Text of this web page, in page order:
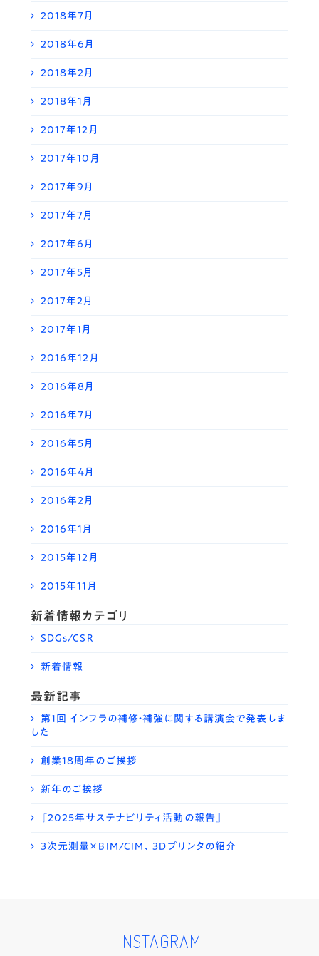
2018年7月
2018年6月
2018年2月
2018年1月
2017年12月
2017年10月
2017年9月
2017年7月
2017年6月
2017年5月
2017年2月
2017年1月
2016年12月
2016年8月
2016年7月
2016年5月
2016年4月
2016年2月
2016年1月
2015年12月
2015年11月
新着情報カテゴリ
SDGs/CSR
新着情報
最新記事
第1回 インフラの補修・補強に関する講演会で発表しま
した
創業18周年のご挨拶
新年のご挨拶
『2025年サステナビリティ活動の報告』
3次元測量×BIM/CIM、3Dプリンタの紹介
INSTAGRAM